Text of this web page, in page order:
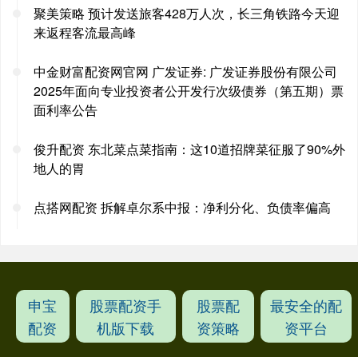
聚美策略 预计发送旅客428万人次，长三角铁路今天迎
来返程客流最高峰
中金财富配资网官网 广发证券: 广发证券股份有限公司
2025年面向专业投资者公开发行次级债券（第五期）票
面利率公告
俊升配资 东北菜点菜指南：这10道招牌菜征服了90%外
地人的胃
点搭网配资 拆解卓尔系中报：净利分化、负债率偏高
申宝
配资
股票配资手
机版下载
股票配
资策略
最安全的配
资平台